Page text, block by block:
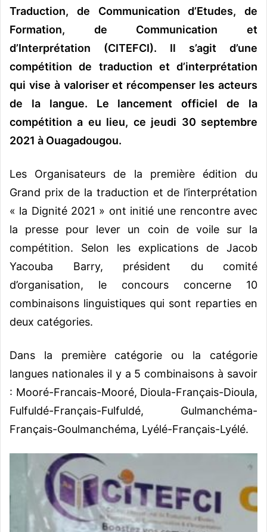
Traduction, de Communication d’Etudes, de
Formation, de Communication et
d’Interprétation (CITEFCI). Il s’agit d’une
compétition de traduction et d’interprétation
qui vise à valoriser et récompenser les acteurs
de la langue. Le lancement officiel de la
compétition a eu lieu, ce jeudi 30 septembre
2021 à Ouagadougou.
Les Organisateurs de la première édition du
Grand prix de la traduction et de l’interprétation
« la Dignité 2021 » ont initié une rencontre avec
la presse pour lever un coin de voile sur la
compétition. Selon les explications de Jacob
Yacouba Barry, président du comité
d’organisation, le concours concerne 10
combinaisons linguistiques qui sont reparties en
deux catégories.
Dans la première catégorie ou la catégorie
langues nationales il y a 5 combinaisons à savoir
: Mooré-Francais-Mooré, Dioula-Français-Dioula,
Fulfuldé-Français-Fulfuldé, Gulmanchéma-
Français-Goulmanchéma, Lyélé-Français-Lyélé.